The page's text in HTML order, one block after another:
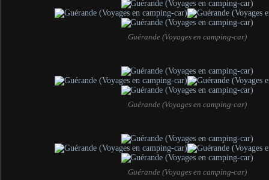
Guérande (Voyages en camping-car)
Guérande (Voyages en camping-car)
Guérande (Voyages en camping-car)